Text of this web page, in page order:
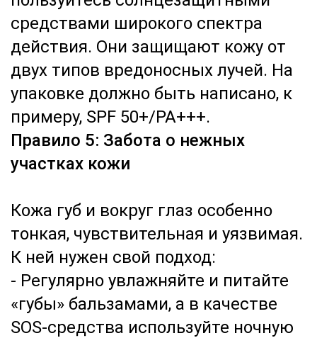
средствами широкого спектра
действия. Они защищают кожу от
двух типов вредоносных лучей. На
упаковке должно быть написано, к
примеру, SPF 50+/PA+++.
Правило 5: Забота о нежных
участках кожи
Кожа губ и вокруг глаз особенно
тонкая, чувствительная и уязвимая.
К ней нужен свой подход:
- Регулярно увлажняйте и питайте
«губы» бальзамами, а в качестве
SOS-средства используйте ночную